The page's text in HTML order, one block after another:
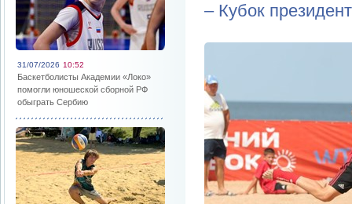
31/07/2026 10:52
Баскетболисты Академии «Локо»
помогли юношеской сборной РФ
обыграть Сербию
– Кубок